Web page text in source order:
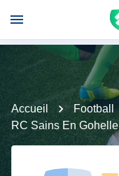
Accueil Football
RC Sains En Gohelle